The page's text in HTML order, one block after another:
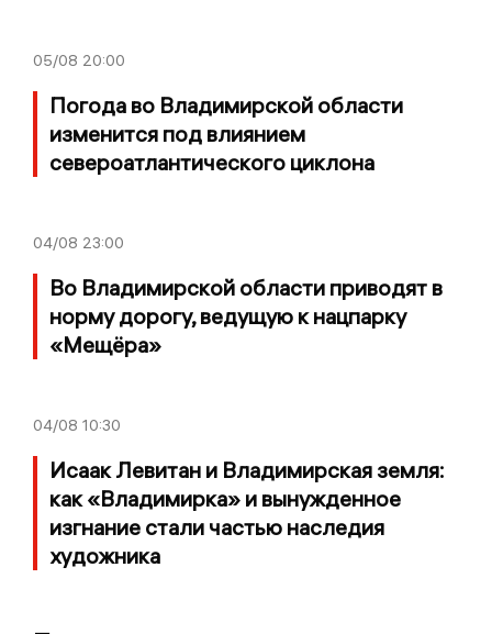
05/08 20:00
Погода во Владимирской области
изменится под влиянием
североатлантического циклона
04/08 23:00
Во Владимирской области приводят в
норму дорогу, ведущую к нацпарку
«Мещёра»
04/08 10:30
Исаак Левитан и Владимирская земля:
как «Владимирка» и вынужденное
изгнание стали частью наследия
художника